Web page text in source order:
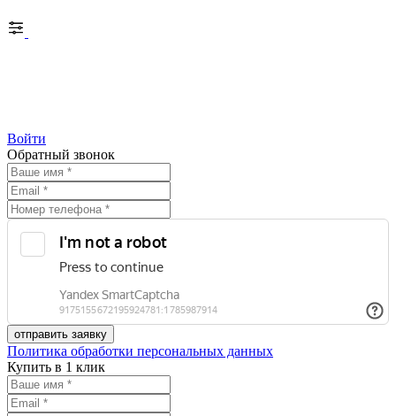
Войти
Обратный звонок
Политика обработки персональных данных
Купить в 1 клик